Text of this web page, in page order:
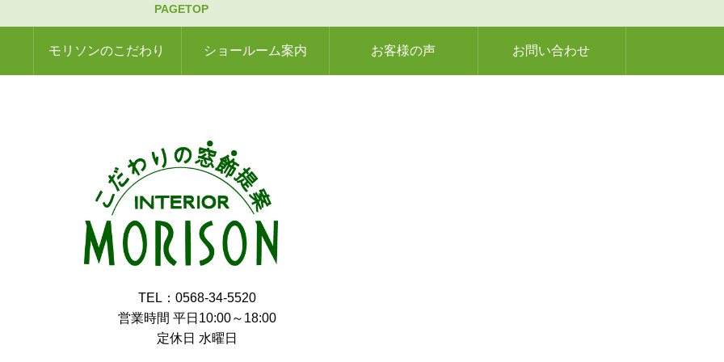
PAGETOP
モリソンのこだわり ショールーム案内 お客様の声 お問い合わせ
TEL：0568-34-5520
営業時間 平日10:00～18:00
定休日 水曜日